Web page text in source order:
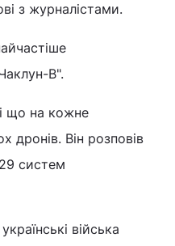
з журналістами.
В".
що на кожне
дронів. Він розповів
систем
війська